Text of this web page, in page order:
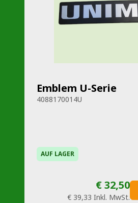
Emblem U-Serie
4088170014U
AUF LAGER
€ 32,50
€ 39,33 Inkl. MwSt.